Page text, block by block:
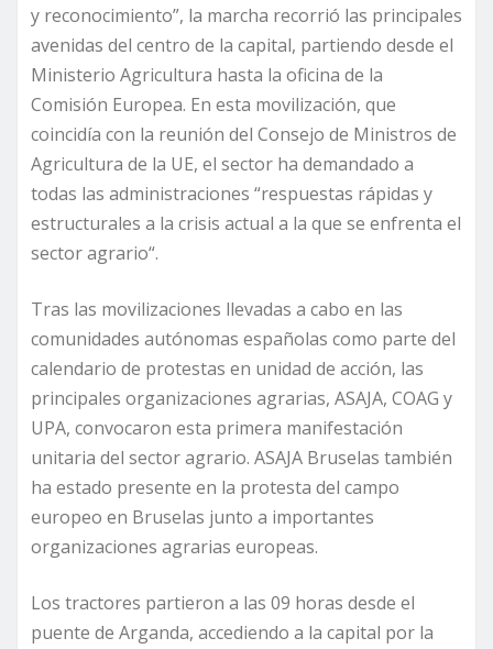
y reconocimiento”, la marcha recorrió las principales
avenidas del centro de la capital, partiendo desde el
Ministerio Agricultura hasta la oficina de la
Comisión Europea. En esta movilización, que
coincidía con la reunión del Consejo de Ministros de
Agricultura de la UE, el sector ha demandado a
todas las administraciones “respuestas rápidas y
estructurales a la crisis actual a la que se enfrenta el
sector agrario“.
Tras las movilizaciones llevadas a cabo en las
comunidades autónomas españolas como parte del
calendario de protestas en unidad de acción, las
principales organizaciones agrarias, ASAJA, COAG y
UPA, convocaron esta primera manifestación
unitaria del sector agrario. ASAJA Bruselas también
ha estado presente en la protesta del campo
europeo en Bruselas junto a importantes
organizaciones agrarias europeas.
Los tractores partieron a las 09 horas desde el
puente de Arganda, accediendo a la capital por la